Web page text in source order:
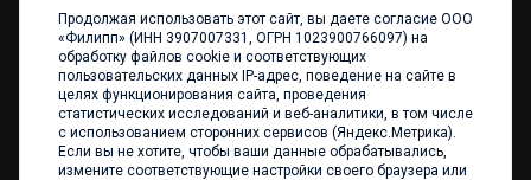
+7 (4012) 960 898
236017 Калининград,
ул. Каштановая аллея, 47
Телефон: +7 4012 960 898,
+7 4012 960 856
Написать нам
Продолжая использовать этот сайт, вы даете согласие ООО
«Филипп» (ИНН 3907007331, ОГРН 1023900766097) на
обработку файлов cookie и соответствующих
пользовательских данных IP-адрес, поведение на сайте в
целях функционирования сайта, проведения
статистических исследований и веб-аналитики, в том числе
с использованием сторонних сервисов (Яндекс.Метрика).
Если вы не хотите, чтобы ваши данные обрабатывались,
измените соответствующие настройки своего браузера или